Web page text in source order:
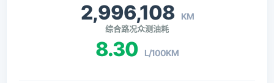
2,996,108 KM
综合路况众测油耗
8.30 L/100KM